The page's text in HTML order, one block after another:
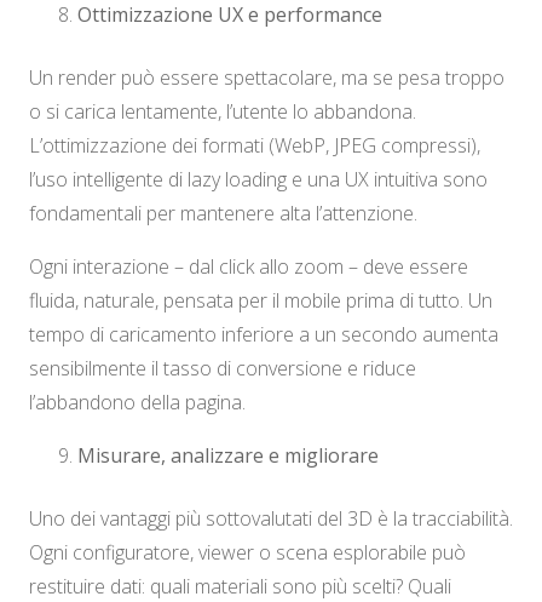
Ottimizzazione UX e performance
Un render può essere spettacolare, ma se pesa troppo
o si carica lentamente, l’utente lo abbandona.
L’ottimizzazione dei formati (WebP, JPEG compressi),
l’uso intelligente di lazy loading e una UX intuitiva sono
fondamentali per mantenere alta l’attenzione.
Ogni interazione – dal click allo zoom – deve essere
fluida, naturale, pensata per il mobile prima di tutto. Un
tempo di caricamento inferiore a un secondo aumenta
sensibilmente il tasso di conversione e riduce
l’abbandono della pagina.
Misurare, analizzare e migliorare
Uno dei vantaggi più sottovalutati del 3D è la tracciabilità.
Ogni configuratore, viewer o scena esplorabile può
restituire dati: quali materiali sono più scelti? Quali